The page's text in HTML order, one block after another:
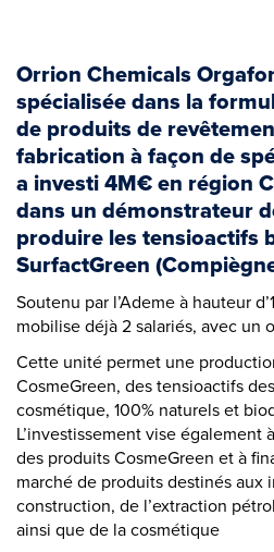
Orrion Chemicals
spécialisée dans la
de produits de
fabrication à façon de
a investi 4M€ en région
dans un démonstrateur
produire les tensioactifs
SurfactGreen
Soutenu par l’Ademe à hauteur
mobilise déjà 2 salariés, avec un
Cette unité permet une
CosmeGreen, des tensioactifs
cosmétique, 100% naturels et
L’investissement vise également
des produits CosmeGreen et à
marché de produits destinés aux
construction, de l’extraction
ainsi que de la cosmétique